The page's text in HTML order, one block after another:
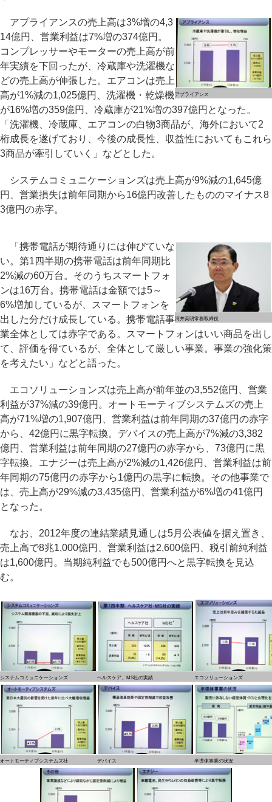
アプライアンス
アプライアンスの売上高は3%増の4,3
14億円、営業利益は7%増の374億円。
コンプレッサーやモーターの売上高が前
年実績を下回ったが、冷蔵庫や洗濯機な
どの売上高が伸張した。エアコンは売上
高が1%減の1,025億円、洗濯機・乾燥機
が16%増の359億円、冷蔵庫が21%増の397億円となった。
「洗濯機、冷蔵庫、エアコンの白物3商品が、海外において2
桁成長を遂げており、今後の成長性、収益性においてもこれら
3商品が牽引していく」などとした。
システムコミュニケーションズは売上高が9%減の1,645億
円、営業損失は前年同期から16億円改善したもののマイナス8
3億円の赤字。
河井英明常務取締役
「携帯電話が期待通りには伸びていな
い。第1四半期の携帯電話は前年同期比
2%減の60万台。そのうちスマートフォ
ンは16万台。携帯電話は金額では5～
6%増加しているが、スマートフォンを
出した分だけ成長している。携帯電話事
業全体としては赤字である。スマートフォンはいい商品を出し
て、評価を得ているが、全体として厳しい事業。事業の強化策
を考えたい」などと語った。
エコソリューションズは売上高が前年並の3,552億円、営業
利益が37%減の39億円。オートモーティブシステムズの売上
高が71%増の1,907億円、営業利益は前年同期の37億円の赤字
から、42億円に黒字転換。デバイスの売上高が7%減の3,382
億円、営業利益は前年同期の27億円の赤字から、73億円に黒
字転換。エナジーは売上高が2%減の1,426億円、営業利益は前
年同期の75億円の赤字から1億円の黒字に転換。その他事業で
は、売上高が29%減の3,435億円、営業利益が6%増の41億円
となった。
なお、2012年度の連結業績見通しは5月公表値を据え置き、
売上高で8兆1,000億円、営業利益は2,600億円、税引前純利益
は1,600億円。当期純利益でも500億円へと黒字転換を見込
む。
システムコミュニケーションズ ヘルスケア、MS社の実績 エコソリューションズ
オートモーティブシステムズ社 デバイス 半導体事業の状況